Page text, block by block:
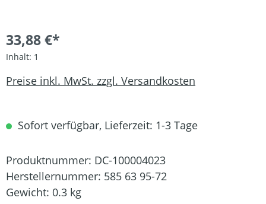
33,88 €*
Inhalt: 1
Preise inkl. MwSt. zzgl. Versandkosten
Sofort verfügbar, Lieferzeit: 1-3 Tage
Produktnummer: DC-100004023
Herstellernummer: 585 63 95-72
Gewicht: 0.3 kg